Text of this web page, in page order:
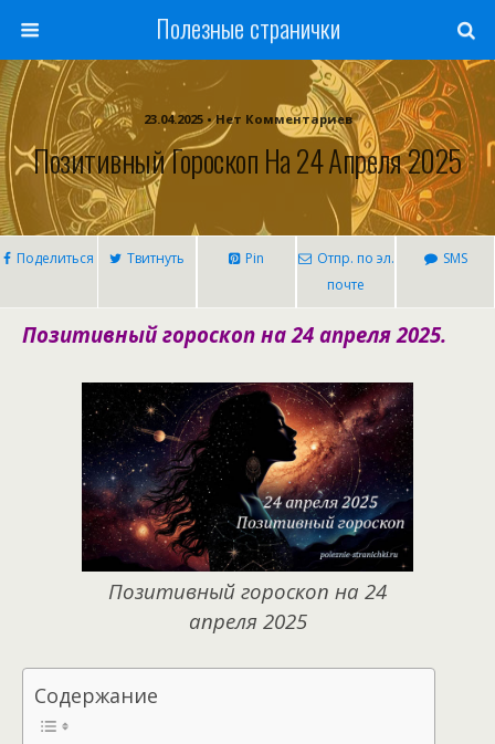
Полезные странички
23.04.2025 • Нет Комментариев
Позитивный Гороскоп На 24 Апреля 2025
Поделиться Твитнуть Pin
Отпр. по эл.
почте
SMS
Позитивный гороскоп на 24 апреля 2025.
Позитивный гороскоп на 24
апреля 2025
Содержание